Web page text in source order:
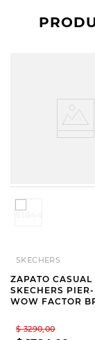
SKECHERS
ZAPATO CASUAL
SKECHERS
WOW FACTOR
$ 3290,00